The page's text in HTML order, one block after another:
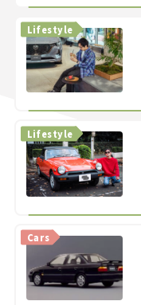
Lifestyle
Lifestyle
Cars